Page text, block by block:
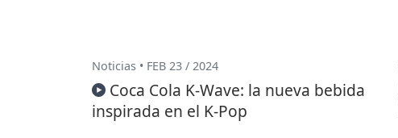
Noticias • FEB 23 / 2024
Coca Cola K-Wave: la nueva bebida
inspirada en el K-Pop